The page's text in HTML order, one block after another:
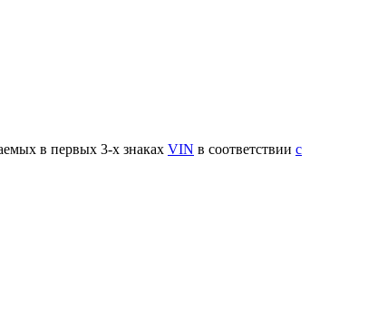
в первых 3-х знаках VIN в соответствии с